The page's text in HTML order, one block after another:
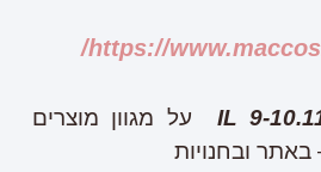
https://
IL 9- – 1+1 על מגוון מוצרים
ובחנויות